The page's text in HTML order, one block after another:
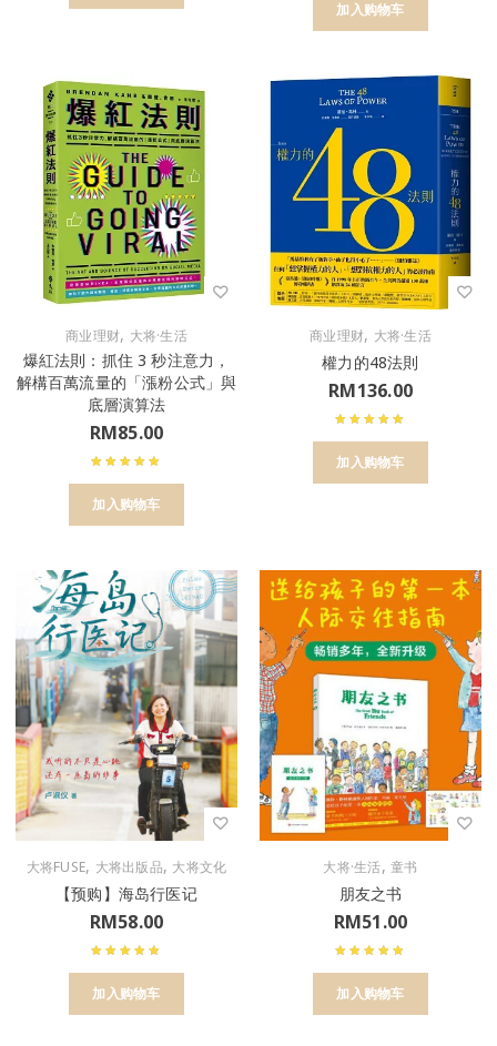
加入购物车
商业理财, 大将·生活
爆紅法則：抓住 3 秒注意力，
解構百萬流量的「漲粉公式」與
底層演算法
RM85.00
加入购物车
商业理财, 大将·生活
權力的48法則
RM136.00
加入购物车
大将FUSE, 大将出版品, 大将文化
【预购】海岛行医记
RM58.00
加入购物车
大将·生活,童书
朋友之书
RM51.00
加入购物车